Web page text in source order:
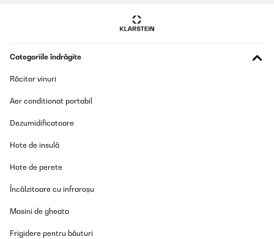
Categoriile îndrăgite
Răcitor vinuri
Aer conditionat portabil
Dezumidificatoare
Hote de insulă
Hote de perete
Încălzitoare cu infraroșu
Masini de gheata
Frigidere pentru băuturi